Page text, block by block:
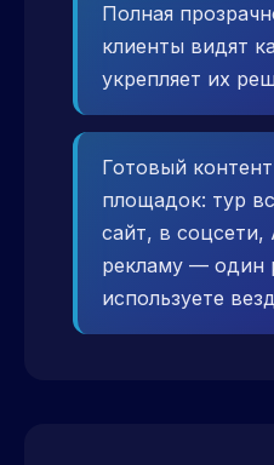
Полная
клиенты видят
укрепляет их
Готовый
площадок: тур
сайт, в
рекламу — один
используете